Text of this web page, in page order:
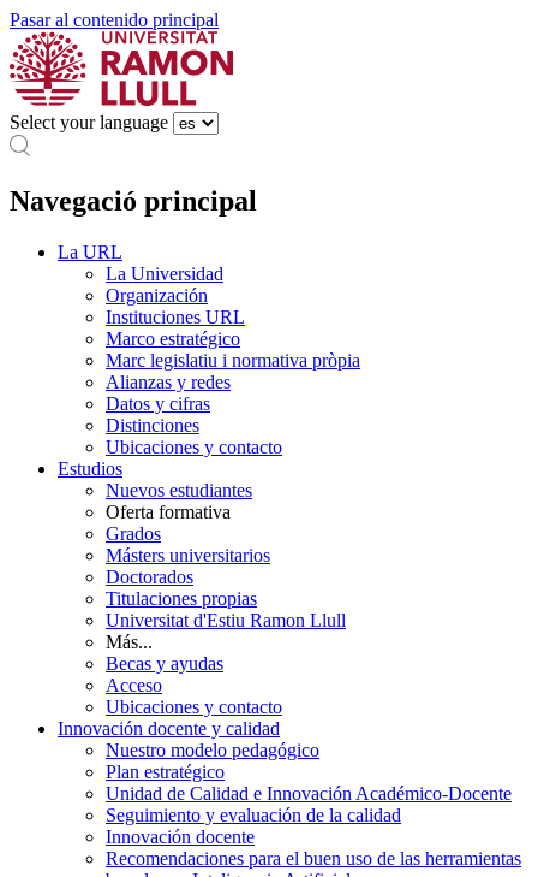
Pasar al contenido principal
Select your language
Navegació principal
La URL
La Universidad
Organización
Instituciones URL
Marco estratégico
Marc legislatiu i normativa pròpia
Alianzas y redes
Datos y cifras
Distinciones
Ubicaciones y contacto
Estudios
Nuevos estudiantes
Oferta formativa
Grados
Másters universitarios
Doctorados
Titulaciones propias
Universitat d'Estiu Ramon Llull
Más...
Becas y ayudas
Acceso
Ubicaciones y contacto
Innovación docente y calidad
Nuestro modelo pedagógico
Plan estratégico
Unidad de Calidad e Innovación Académico-Docente
Seguimiento y evaluación de la calidad
Innovación docente
Recomendaciones para el buen uso de las herramientas